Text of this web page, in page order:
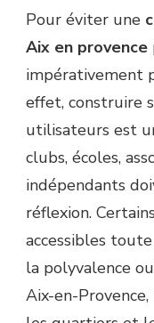
Pour éviter une
Aix en provence
impérativement
effet, construire
utilisateurs est
clubs, écoles,
indépendants
réflexion.
accessibles
la polyvalence
Aix-en-